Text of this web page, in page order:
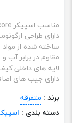
مناسب اسپیکر PartyBox Encore
دارای طراحی
ساخته شده از
مقاوم در برابر آب
لایه‌ های داخلی
دارای جیب ‌های
برند : متفرقه
دسته بندی :